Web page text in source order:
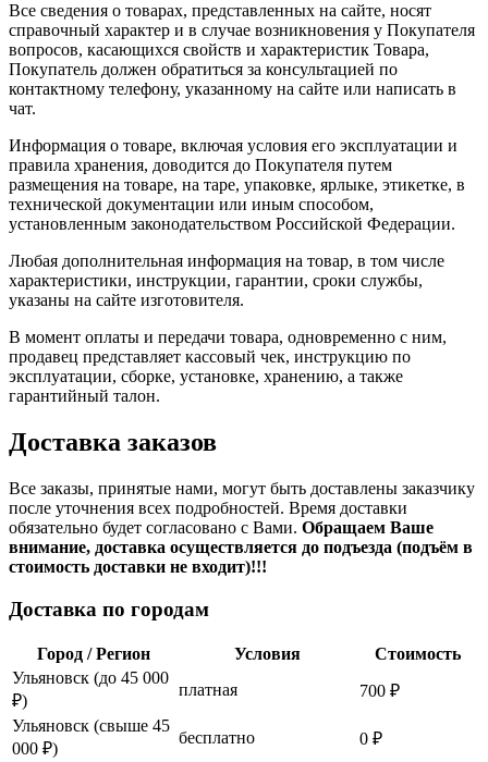
Все сведения о товарах, представленных на сайте, носят
справочный характер и в случае возникновения у Покупателя
вопросов, касающихся свойств и характеристик Товара,
Покупатель должен обратиться за консультацией по
контактному телефону, указанному на сайте или написать в
чат.
Информация о товаре, включая условия его эксплуатации и
правила хранения, доводится до Покупателя путем
размещения на товаре, на таре, упаковке, ярлыке, этикетке, в
технической документации или иным способом,
установленным законодательством Российской Федерации.
Любая дополнительная информация на товар, в том числе
характеристики, инструкции, гарантии, сроки службы,
указаны на сайте изготовителя.
В момент оплаты и передачи товара, одновременно с ним,
продавец представляет кассовый чек, инструкцию по
эксплуатации, сборке, установке, хранению, а также
гарантийный талон.
Доставка заказов
Все заказы, принятые нами, могут быть доставлены заказчику
после уточнения всех подробностей. Время доставки
обязательно будет согласовано с Вами. Обращаем Ваше
внимание, доставка осуществляется до подъезда (подъём в
стоимость доставки не входит)!!!
Доставка по городам
Город / Регион Условия
Стоимость
Ульяновск (до 45 000
₽)
платная
700 ₽
Ульяновск (свыше 45
000 ₽)
бесплатно
0 ₽